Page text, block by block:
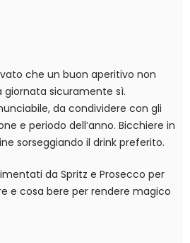
che un buon aperitivo non
giornata sicuramente sì.
da condividere con gli
e periodo dell’anno. Bicchiere in
sorseggiando il drink preferito.
da Spritz e Prosecco per
e cosa bere per rendere magico